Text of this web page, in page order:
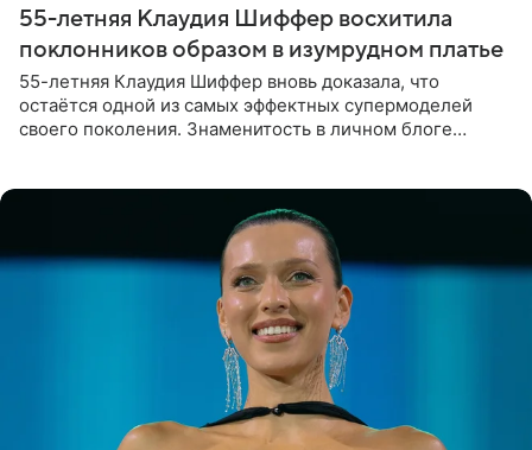
55-летняя Клаудия Шиффер восхитила
поклонников образом в изумрудном платье
55-летняя Клаудия Шиффер вновь доказала, что
остаётся одной из самых эффектных супермоделей
своего поколения. Знаменитость в личном блоге